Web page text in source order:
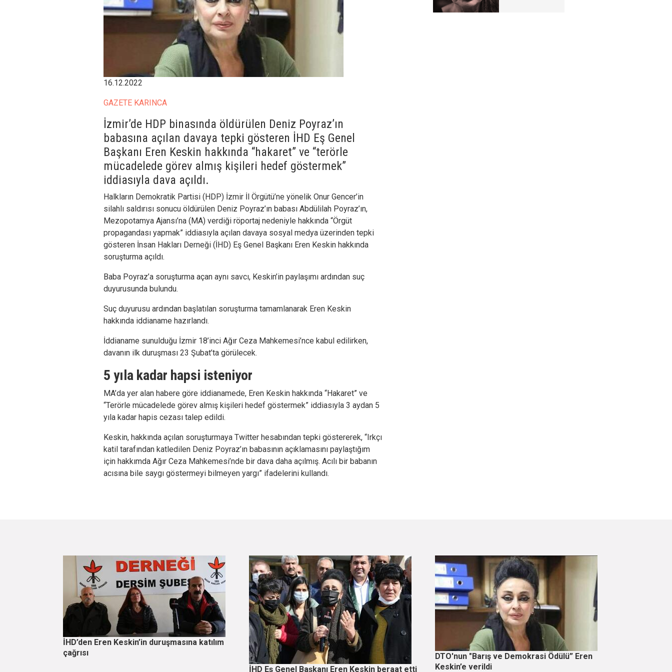
16.12.2022
GAZETE KARINCA
İzmir’de HDP binasında öldürülen Deniz Poyraz’ın
babasına açılan davaya tepki gösteren İHD Eş Genel
Başkanı Eren Keskin hakkında “hakaret” ve “terörle
mücadelede görev almış kişileri hedef göstermek”
iddiasıyla dava açıldı.
Halkların Demokratik Partisi (HDP) İzmir İl Örgütü’ne yönelik Onur Gencer’in
silahlı saldırısı sonucu öldürülen Deniz Poyraz’ın babası Abdülilah Poyraz’ın,
Mezopotamya Ajansı’na (MA) verdiği röportaj nedeniyle hakkında “Örgüt
propagandası yapmak” iddiasıyla açılan davaya sosyal medya üzerinden tepki
gösteren İnsan Hakları Derneği (İHD) Eş Genel Başkanı Eren Keskin hakkında
soruşturma açıldı.
Baba Poyraz’a soruşturma açan aynı savcı, Keskin’in paylaşımı ardından suç
duyurusunda bulundu.
Suç duyurusu ardından başlatılan soruşturma tamamlanarak Eren Keskin
hakkında iddianame hazırlandı.
İddianame sunulduğu İzmir 18’inci Ağır Ceza Mahkemesi’nce kabul edilirken,
davanın ilk duruşması 23 Şubat’ta görülecek.
5 yıla kadar hapsi isteniyor
MA’da yer alan habere göre iddianamede, Eren Keskin hakkında “Hakaret” ve
“Terörle mücadelede görev almış kişileri hedef göstermek” iddiasıyla 3 aydan 5
yıla kadar hapis cezası talep edildi.
Keskin, hakkında açılan soruşturmaya Twitter hesabından tepki göstererek, “Irkçı
katil tarafından katledilen Deniz Poyraz’ın babasının açıklamasını paylaştığım
için hakkımda Ağır Ceza Mahkemesi’nde bir dava daha açılmış. Acılı bir babanın
acısına bile saygı göstermeyi bilmeyen yargı” ifadelerini kullandı.
İHD’den Eren Keskin’in duruşmasına katılım
çağrısı
İHD Eş Genel Başkanı Eren Keskin beraat etti
DTO'nun "Barış ve Demokrasi Ödülü” Eren
Keskin’e verildi